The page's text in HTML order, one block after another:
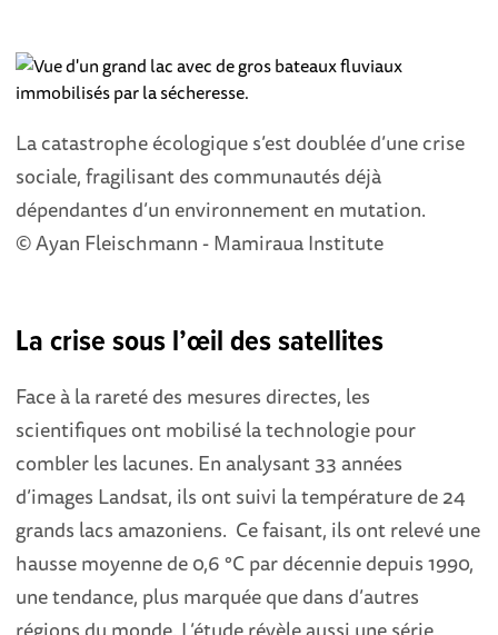
La catastrophe écologique s’est doublée d’une crise
sociale, fragilisant des communautés déjà
dépendantes d’un environnement en mutation.
© Ayan Fleischmann - Mamiraua Institute
La crise sous l’œil des satellites
Face à la rareté des mesures directes, les
scientifiques ont mobilisé la technologie pour
combler les lacunes. En analysant 33 années
d’images Landsat, ils ont suivi la température de 24
grands lacs amazoniens. Ce faisant, ils ont relevé une
hausse moyenne de 0,6 °C par décennie depuis 1990,
une tendance, plus marquée que dans d’autres